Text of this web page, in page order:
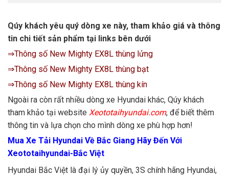
Qúy khách yêu quý dòng xe này, tham khảo giá và thông
tin chi tiết sản phẩm tại links bên dưới
⇒Thông số New Mighty EX8L thùng lửng
⇒Thông số New Mighty EX8L thùng bạt
⇒Thông số New Mighty EX8L thùng kín
Ngoài ra còn rất nhiều dòng xe Hyundai khác, Qúy khách
tham khảo tại website Xeototaihyundai.com, để biết thêm
thông tin và lựa chọn cho mình dòng xe phù hợp hơn!
Mua Xe Tải Hyundai Về Bắc Giang Hãy Đến Với
Xeototaihyundai-Bắc Việt
Hyundai Bắc Việt là đại lý ủy quyền, 3S chính hãng Hyundai,